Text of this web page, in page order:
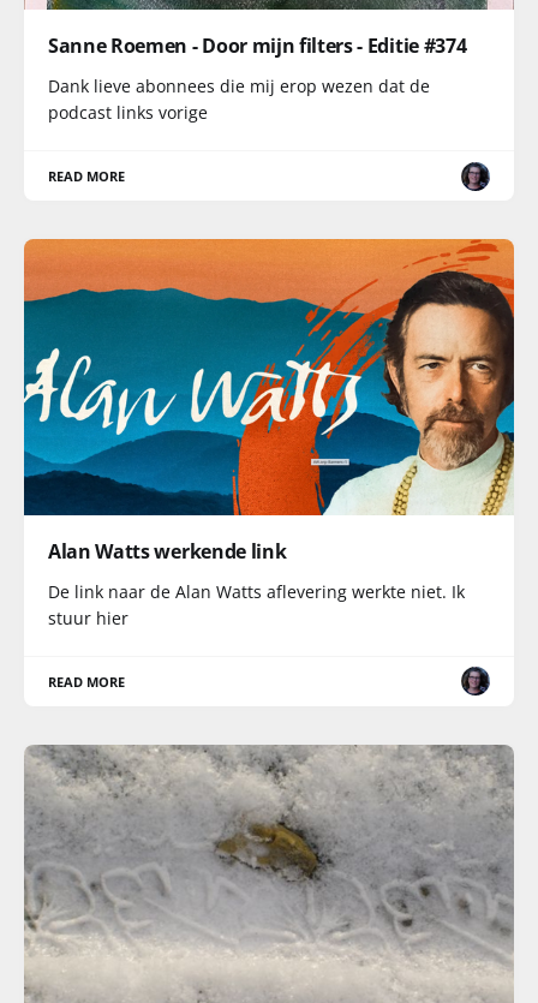
Sanne Roemen - Door mijn filters - Editie #374
Dank lieve abonnees die mij erop wezen dat de
podcast links vorige
READ MORE
Alan Watts werkende link
De link naar de Alan Watts aflevering werkte niet. Ik
stuur hier
READ MORE